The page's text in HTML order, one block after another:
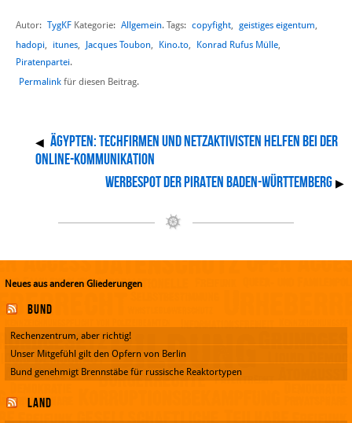
Autor: TygKF Kategorie: Allgemein. Tags: copyfight, geistiges eigentum,
hadopi, itunes, Jacques Toubon, Kino.to, Konrad Rufus Mülle,
Piratenpartei.
Permalink für diesen Beitrag.
◀ Ägypten: Techfirmen und Netzaktivisten helfen bei der
Online-Kommunikation
Werbespot der Piraten Baden-Württemberg ▶
Neues aus anderen Gliederungen
Bund
Rechenzentrum, aber richtig!
Unser Mitgefühl gilt den Opfern von Berlin
Bund genehmigt Brennstäbe für russische Reaktortypen
Land